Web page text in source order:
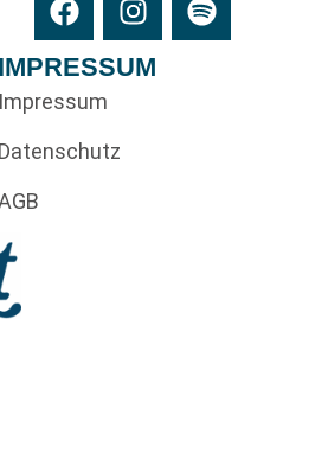
IMPRESSUM
Impressum
Datenschutz